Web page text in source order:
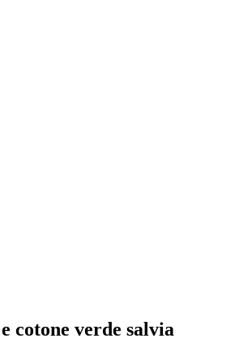
cotone verde salvia